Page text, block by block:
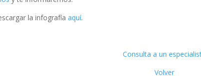
la infografíaaquí.
Consulta a un
Volver